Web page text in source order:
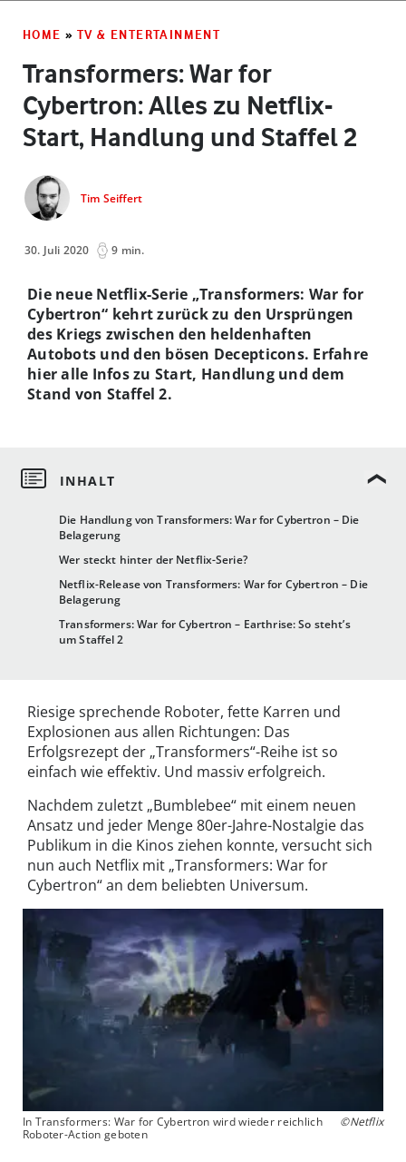
HOME » TV & ENTERTAINMENT
Transformers: War for
Cybertron: Alles zu Netflix-
Start, Handlung und Staffel 2
Tim Seiffert
30. Juli 2020 9 min.
Die Handlung von Transformers: War for Cybertron – Die
Belagerung
Wer steckt hinter der Netflix-Serie?
Netflix-Release von Transformers: War for Cybertron – Die
Belagerung
Transformers: War for Cybertron – Earthrise: So steht’s
um Staffel 2
Die neue Netflix-Serie „Transformers: War for
Cybertron“ kehrt zurück zu den Ursprüngen
des Kriegs zwischen den heldenhaften
Autobots und den bösen Decepticons. Erfahre
hier alle Infos zu Start, Handlung und dem
Stand von Staffel 2.
Riesige sprechende Roboter, fette Karren und
Explosionen aus allen Richtungen: Das
Erfolgsrezept der „Transformers“-Reihe ist so
einfach wie effektiv. Und massiv erfolgreich.
Nachdem zuletzt „Bumblebee“ mit einem neuen
Ansatz und jeder Menge 80er-Jahre-Nostalgie das
Publikum in die Kinos ziehen konnte, versucht sich
nun auch Netflix mit „Transformers: War for
Cybertron“ an dem beliebten Universum.
In Transformers: War for Cybertron wird wieder reichlich
Roboter-Action geboten
©Netflix